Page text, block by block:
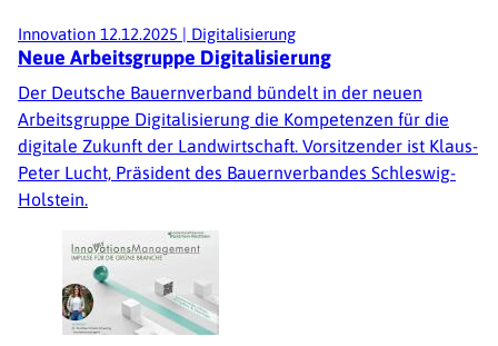
Innovation 12.12.2025 | Digitalisierung
Neue Arbeitsgruppe Digitalisierung
Der Deutsche Bauernverband bündelt in der neuen
Arbeitsgruppe Digitalisierung die Kompetenzen für die
digitale Zukunft der Landwirtschaft. Vorsitzender ist Klaus-
Peter Lucht, Präsident des Bauernverbandes Schleswig-
Holstein.